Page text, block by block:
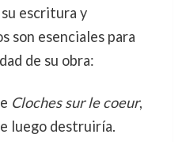
escritura y
son esenciales para
de su obra:
Cloches sur le coeur,
luego destruiría.